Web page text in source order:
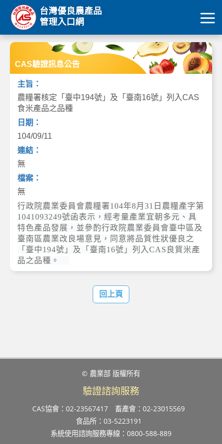
台灣優良農產品
管理入口網
CAS驗證訊息公告
主旨：
農糧署核定「臺中194號」及「臺南16號」列入CAS
食米產品之品種
日期：
104/09/11
連結：
無
檔案：
無
行政院農業委員會農糧署104年8月31日農糧產字第
1041093249號函表示，經考量產業宜朝多元、具
特色產品發展，並參酌行政院農業委員會臺中區及
臺南區農業改良場意見，同意將品質性狀優良之
「臺中194號」及「臺南16號」列入CAS良質米產
品之品種。
回上頁
© 農業部 版權所有
驗證諮詢服務
CAS協會：02-23567417
畜產會：02-23015569
食品所：03-5223191
系統使用諮詢服務專線：0800-588-889